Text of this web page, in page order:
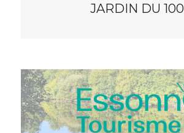
JARDIN DU 100